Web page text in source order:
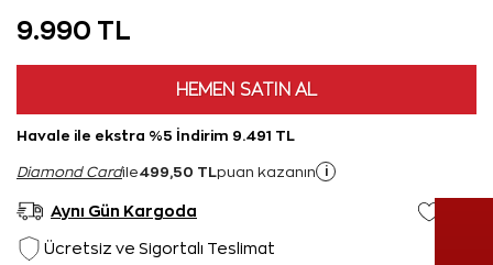
9.990 TL
HEMEN SATIN AL
Havale ile ekstra %5 İndirim 9.491 TL
Diamond Cardile499,50 TL puan kazanın i
Aynı Gün Kargoda
Ücretsiz ve Sigortalı Teslimat